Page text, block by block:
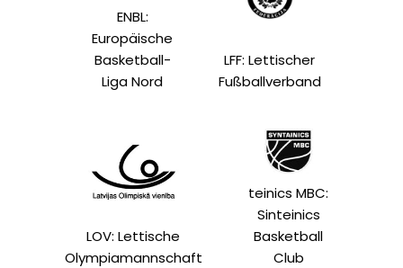
ENBL:
Europäische
Basketball-
Liga Nord
LFF: Lettischer
Fußballverband
LOV: Lettische
Olympiamannschaft
teinics MBC:
Sinteinics
Basketball
Club